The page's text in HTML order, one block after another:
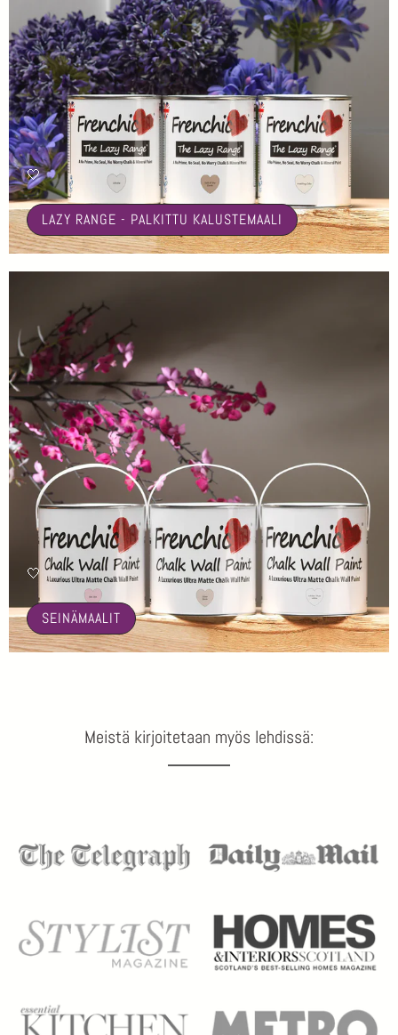
🤍
LAZY RANGE - PALKITTU KALUSTEMAALI
🤍
SEINÄMAALIT
Meistä kirjoitetaan myös lehdissä: